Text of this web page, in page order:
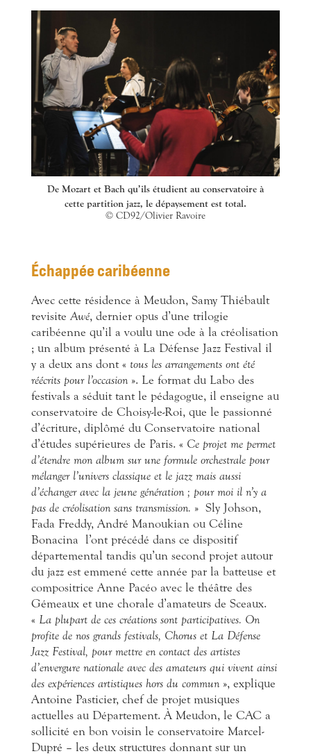
De Mozart et Bach qu’ils étudient au conservatoire à
cette partition jazz, le dépaysement est total.
© CD92/Olivier Ravoire
Échappée caribéenne
Avec cette résidence à Meudon, Samy Thiébault
revisiteAwé, dernier opus d’une trilogie
caribéenne qu’il a voulu une ode à la créolisation
; un album présenté à La Défense Jazz Festival il
y a deux ans dont « tous les arrangements ont été
réécrits pour l’occasion ». Le format du Labo des
festivals a séduit tant le pédagogue, il enseigne au
conservatoire de Choisy-le-Roi, que le passionné
d’écriture, diplômé du Conservatoire national
d’études supérieures de Paris. « Ce projet me permet
d’étendre mon album sur une formule orchestrale pour
mélanger l’univers classique et le jazz mais aussi
d’échanger avec la jeune génération ; pour moi il n’y a
pas de créolisation sans transmission. » Sly Johson,
Fada Freddy, André Manoukian ou Céline
Bonacina l’ont précédé dans ce dispositif
départemental tandis qu’un second projet autour
du jazz est emmené cette année par la batteuse et
compositrice Anne Pacéo avec le théâtre des
Gémeaux et une chorale d’amateurs de Sceaux.
« La plupart de ces créations sont participatives. On
profite de nos grands festivals, Chorus et La Défense
Jazz Festival, pour mettre en contact des artistes
d’envergure nationale avec des amateurs qui vivent ainsi
des expériences artistiques hors du commun », explique
Antoine Pasticier, chef de projet musiques
actuelles au Département. À Meudon, le CAC a
sollicité en bon voisin le conservatoire Marcel-
Dupré – les deux structures donnant sur un